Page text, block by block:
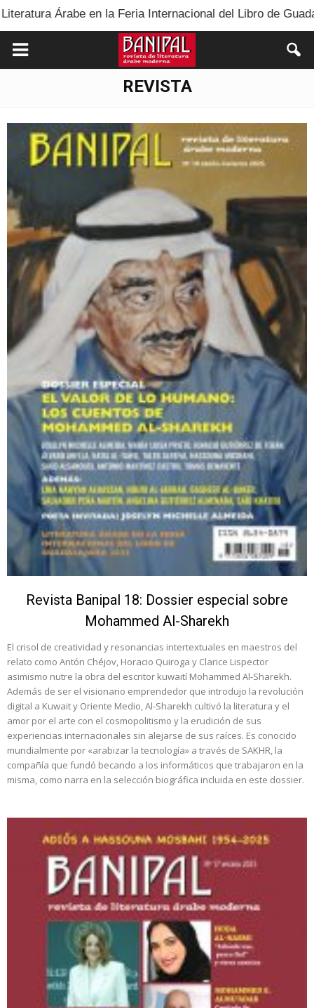
Internacional del Libro de Guadalajara 2025
REVISTA
Revista Banipal 18: Dossier especial sobre
Mohammed Al-Sharekh
El crisol de creatividad y resonancias intertextuales en maestros del
relato como Antón Chéjov, Horacio Quiroga y Clarice Lispector
asimismo nutre la obra del escritor kuwaití Mohammed Al-Sharekh.
Además de ser el visionario emprendedor que introdujo la revolución
digital a Kuwait y Oriente Medio, Al-Sharekh cultivó la literatura y el
amor por el arte con el cosmopolitismo y la erudición de sus
experiencias internacionales sin alejarse de sus raíces. Es conocido
mundialmente por «arabizar la tecnología» a través de SAKHR, la
compañía que fundó becando a los informáticos que trabajaron en la
misma, como narra en la selección biográfica incluida en este dossier.